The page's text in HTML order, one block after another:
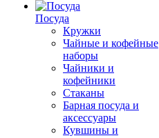
Посуда
Кружки
Чайные и кофейные
наборы
Чайники и
кофейники
Стаканы
Барная посуда и
аксессуары
Кувшины и